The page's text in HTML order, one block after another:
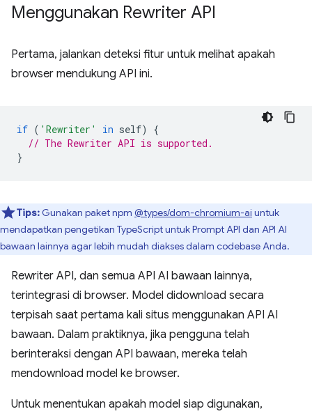
Menggunakan Rewriter API
Pertama, jalankan deteksi fitur untuk melihat apakah
browser mendukung API ini.
if ( 'Rewriter' in self)
{
// The Rewriter API is supported.
}
Tips: Gunakan paket npm @types/dom-chromium-ai untuk
mendapatkan pengetikan TypeScript untuk Prompt API dan API AI
bawaan lainnya agar lebih mudah diakses dalam codebase Anda.
Rewriter API, dan semua API AI bawaan lainnya,
terintegrasi di browser. Model didownload secara
terpisah saat pertama kali situs menggunakan API AI
bawaan. Dalam praktiknya, jika pengguna telah
berinteraksi dengan API bawaan, mereka telah
mendownload model ke browser.
Untuk menentukan apakah model siap digunakan,